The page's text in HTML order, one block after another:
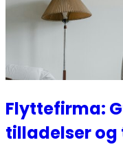
Flyttefirma:
tilladelser og